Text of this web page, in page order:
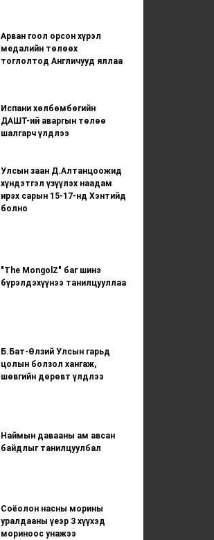
Арван гоол орсон хүрэл
медалийн төлөөх
тоглолтод Англичууд яллаа
Испани хөлбөмбөгийн
ДАШТ-ий аваргын төлөө
шалгарч үлдлээ
Улсын заан Д.Алтанцоожид
хүндэтгэл үзүүлэх наадам
ирэх сарын 15-17-нд Хэнтийд
болно
"The MongolZ" баг шинэ
бүрэлдэхүүнээ танилцууллаа
Б.Бат-Өлзий Улсын гарьд
цолын болзол хангаж,
шөвгийн дөрөвт үлдлээ
Наймын давааны ам авсан
байдлыг танилцуулбал
Соёолон насны морины
уралдааны үеэр 3 хүүхэд
мориноос унажээ